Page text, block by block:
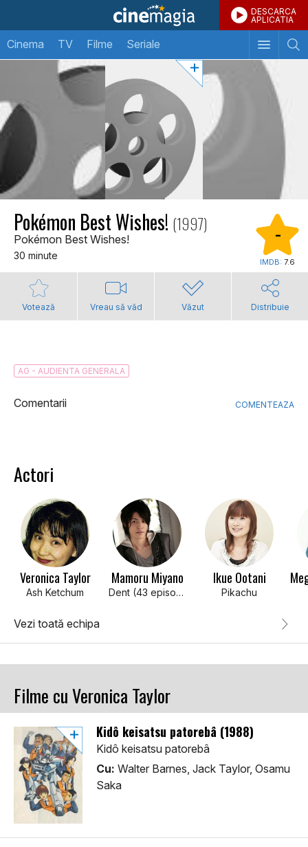
DESCARCA
APLICATIA
Cinema TV Filme Seriale
Pokémon Best Wishes! (1997)
Pokémon Best Wishes!
30 minute
-
IMDB: 7.6
Votează Vreau să văd Văzut Distribuie
AG - AUDIENTA GENERALA
Comentarii COMENTEAZA
Actori
Veronica Taylor
Ash Ketchum
Mamoru Miyano
Dent (43 episodes, 2010-2011)
Ikue Ootani
Pikachu
Vezi toată echipa
Filme cu Veronica Taylor
Kidô keisatsu patorebâ (1988)
Kidô keisatsu patorebâ
Cu: Walter Barnes, Jack Taylor, Osamu
Saka